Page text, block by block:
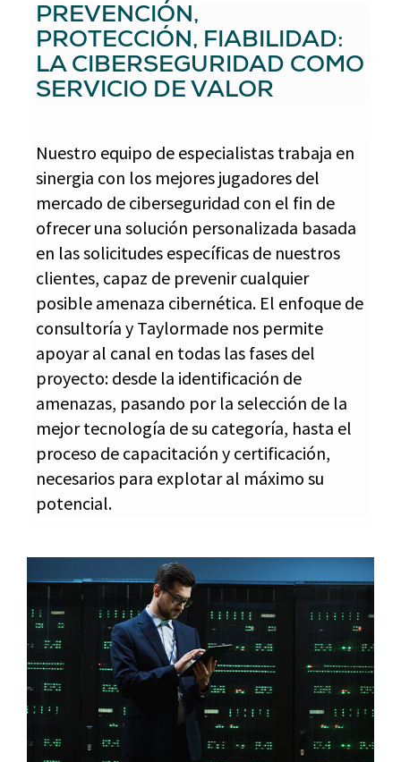
PREVENCIÓN,
PROTECCIÓN, FIABILIDAD:
LA CIBERSEGURIDAD COMO
SERVICIO DE VALOR
Nuestro equipo de especialistas trabaja en
sinergia con los mejores jugadores del
mercado de ciberseguridad con el fin de
ofrecer una solución personalizada basada
en las solicitudes específicas de nuestros
clientes, capaz de prevenir cualquier
posible amenaza cibernética. El enfoque de
consultoría y Taylormade nos permite
apoyar al canal en todas las fases del
proyecto: desde la identificación de
amenazas, pasando por la selección de la
mejor tecnología de su categoría, hasta el
proceso de capacitación y certificación,
necesarios para explotar al máximo su
potencial.